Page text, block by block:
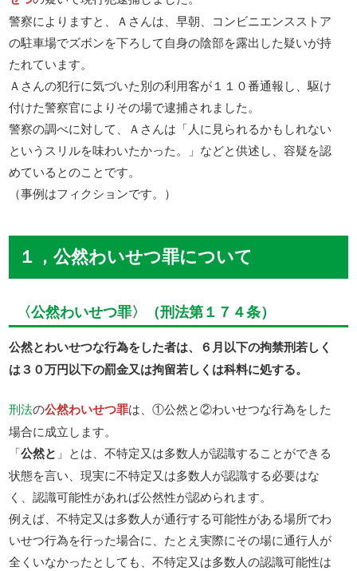
警察によりますと、Ａさんは、早朝、コンビニエンスストア
の駐車場でズボンを下ろして自身の陰部を露出した疑いが持
たれています。
Ａさんの犯行に気づいた別の利用客が１１０番通報し、駆け
付けた警察官によりその場で逮捕されました。
警察の調べに対して、Ａさんは「人に見られるかもしれない
というスリルを味わいたかった。」などと供述し、容疑を認
めているとのことです。
（事例はフィクションです。）
１，公然わいせつ罪について
〈公然わいせつ罪〉（刑法第１７４条）
公然とわいせつな行為をした者は、６月以下の拘禁刑若しく
は３０万円以下の罰金又は拘留若しくは科料に処する。
刑法の公然わいせつ罪は、①公然と②わいせつな行為をした
場合に成立します。
「公然と 」とは、不特定又は多数人が認識することができる
状態を言い、現実に不特定又は多数人が認識する必要はな
く、認識可能性があれば公然性が認められます。
例えば、不特定又は多数人が通行する可能性がある場所でわ
いせつ行為を行った場合に、たとえ実際にその場に通行人が
全くいなかったとしても、不特定又は多数人の認識可能性は